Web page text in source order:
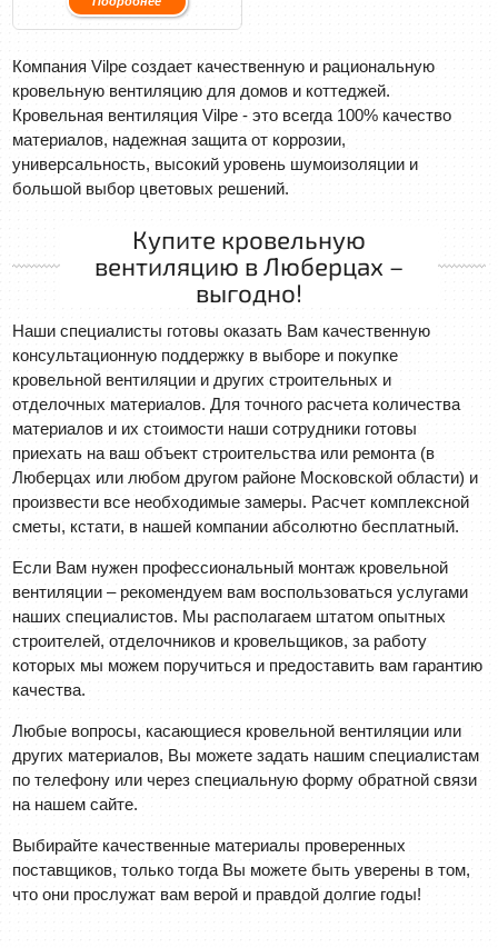
Компания Vilpe создает качественную и рациональную
кровельную вентиляцию для домов и коттеджей.
Кровельная вентиляция Vilpe - это всегда 100% качество
материалов, надежная защита от коррозии,
универсальность, высокий уровень шумоизоляции и
большой выбор цветовых решений.
Купите кровельную
вентиляцию в Люберцах –
выгодно!
Наши специалисты готовы оказать Вам качественную
консультационную поддержку в выборе и покупке
кровельной вентиляции и других строительных и
отделочных материалов. Для точного расчета количества
материалов и их стоимости наши сотрудники готовы
приехать на ваш объект строительства или ремонта (в
Люберцах или любом другом районе Московской области) и
произвести все необходимые замеры. Расчет комплексной
сметы, кстати, в нашей компании абсолютно бесплатный.
Если Вам нужен профессиональный монтаж кровельной
вентиляции – рекомендуем вам воспользоваться услугами
наших специалистов. Мы располагаем штатом опытных
строителей, отделочников и кровельщиков, за работу
которых мы можем поручиться и предоставить вам гарантию
качества.
Любые вопросы, касающиеся кровельной вентиляции или
других материалов, Вы можете задать нашим специалистам
по телефону или через специальную форму обратной связи
на нашем сайте.
Выбирайте качественные материалы проверенных
поставщиков, только тогда Вы можете быть уверены в том,
что они прослужат вам верой и правдой долгие годы!